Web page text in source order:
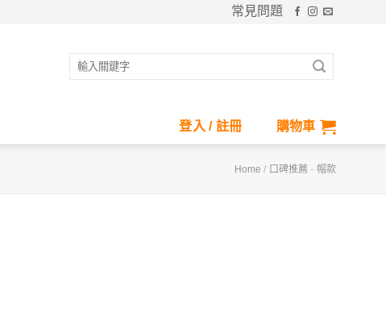
常見問題
搜
登入 / 註冊 購物車
Home / 口碑推薦 - 帽款